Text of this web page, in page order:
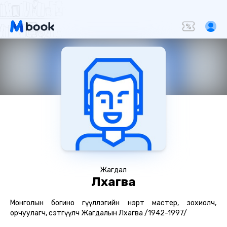
Жагдал
Лхагва
Монголын богино өгүүллэгийн нэрт мастер, зохиолч,
орчуулагч, сэтгүүлч Жагдалын Лхагва /1942-1997/